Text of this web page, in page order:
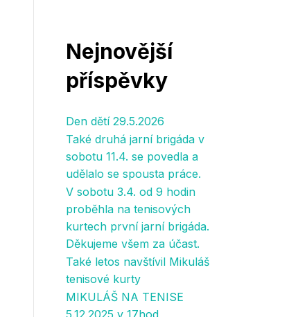
Nejnovější
příspěvky
Den dětí 29.5.2026
Také druhá jarní brigáda v
sobotu 11.4. se povedla a
udělalo se spousta práce.
V sobotu 3.4. od 9 hodin
proběhla na tenisových
kurtech první jarní brigáda.
Děkujeme všem za účast.
Také letos navštívil Mikuláš
tenisové kurty
MIKULÁŠ NA TENISE
5.12.2025 v 17hod